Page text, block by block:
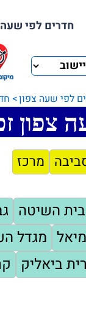
חדרים לפי שעה
לפי שעה צפון
צפון
מרכז
בית השיטה
מגדל
ביאליק